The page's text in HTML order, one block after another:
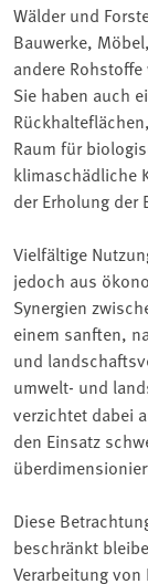
Wälder und
Bauwerke,
andere
Sie haben auch
Raum für
klimaschädliche
der Erholung der
Vielfältige
jedoch aus
Synergien
einem sanften,
und
umwelt- und
verzichtet dabei
den Einsatz
Diese
beschränkt
Verarbeitung